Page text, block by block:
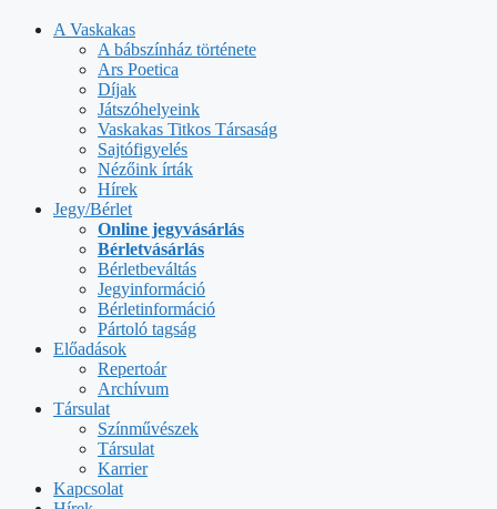
A Vaskakas
A bábszínház története
Ars Poetica
Díjak
Játszóhelyeink
Vaskakas Titkos Társaság
Sajtófigyelés
Nézőink írták
Hírek
Jegy/Bérlet
Online jegyvásárlás
Bérletvásárlás
Bérletbeváltás
Jegyinformáció
Bérletinformáció
Pártoló tagság
Előadások
Repertoár
Archívum
Társulat
Színművészek
Társulat
Karrier
Kapcsolat